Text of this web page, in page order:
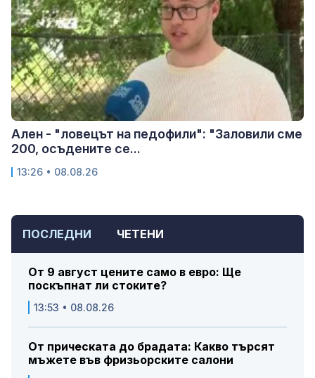
ПОСЛЕДНИ ЧЕТЕНИ
От 9 август цените само в евро: Ще
поскъпнат ли стоките?
13:53 • 08.08.26
От прическата до брадата: Какво търсят
мъжете във фризьорските салони
Ален - "ловецът на педофили": "Заловили сме
200, осъдените се...
13:26 • 08.08.26